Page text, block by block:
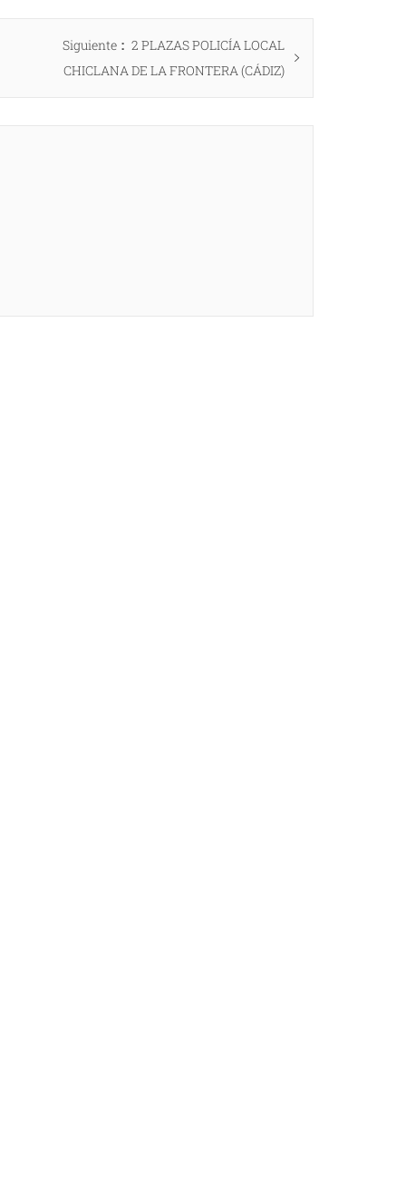
Siguiente
Entrada
siguiente:
2 PLAZAS POLICÍA LOCAL
CHICLANA DE LA FRONTERA (CÁDIZ)